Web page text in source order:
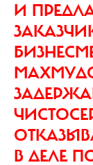
И
В ДЕЛЕ